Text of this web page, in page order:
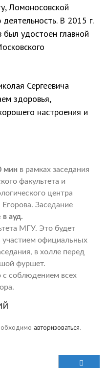
Ломоносовской
В 2015 г.
был удостоен главной
Сергеевича
здоровья,
настроения и
мин в рамках заседания
факультета и
центра
Заседание
ауд.
МГУ. Это будет
участием официальных
в холле перед
фуршет.
с соблюдением всех
авторизоваться.